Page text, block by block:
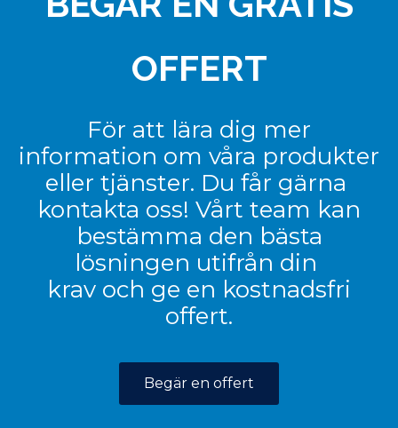
OFFERT
För att lära dig mer
information om våra produkter
eller tjänster. Du får gärna
kontakta oss! Vårt team kan
bestämma den bästa
lösningen utifrån din
krav och ge en kostnadsfri
offert.
Begär en offert